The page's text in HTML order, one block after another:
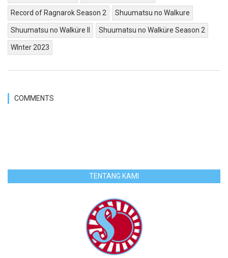
Record of Ragnarok Season 2 Shuumatsu no Walkure
Shuumatsu no Walküre II Shuumatsu no Walküre Season 2
WInter 2023
COMMENTS
TENTANG KAMI